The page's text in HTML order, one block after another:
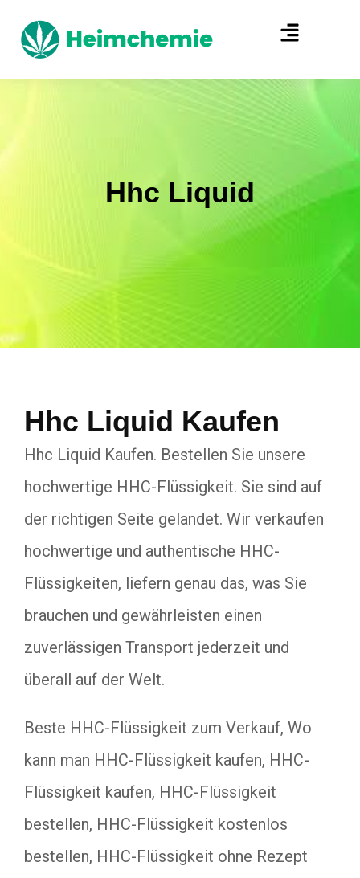
Hhc Liquid
Hhc Liquid Kaufen
Hhc Liquid Kaufen. Bestellen Sie unsere
hochwertige HHC-Flüssigkeit. Sie sind auf
der richtigen Seite gelandet. Wir verkaufen
hochwertige und authentische HHC-
Flüssigkeiten, liefern genau das, was Sie
brauchen und gewährleisten einen
zuverlässigen Transport jederzeit und
überall auf der Welt.
Beste HHC-Flüssigkeit zum Verkauf, Wo
kann man HHC-Flüssigkeit kaufen, HHC-
Flüssigkeit kaufen, HHC-Flüssigkeit
bestellen, HHC-Flüssigkeit kostenlos
bestellen, HHC-Flüssigkeit ohne Rezept